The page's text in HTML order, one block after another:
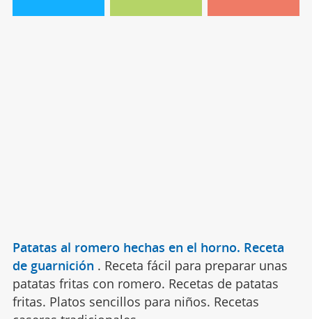
Patatas al romero hechas en el horno. Receta
de guarnición . Receta fácil para preparar unas
patatas fritas con romero. Recetas de patatas
fritas. Platos sencillos para niños. Recetas